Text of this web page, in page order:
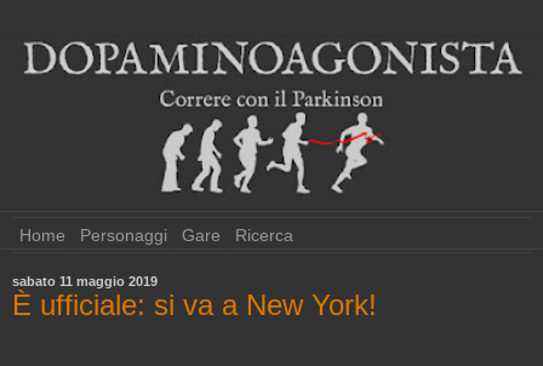
Home Personaggi Gare Ricerca
sabato 11 maggio 2019
È ufficiale: si va a New York!